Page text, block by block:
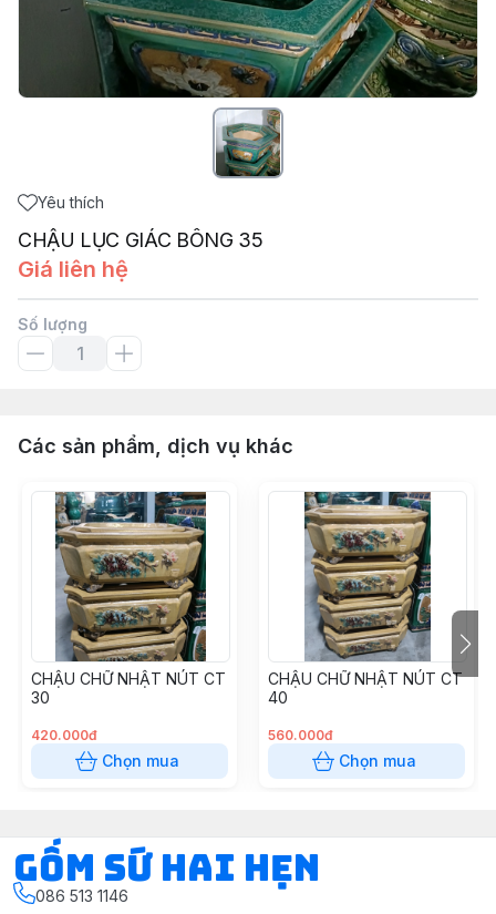
Yêu thích
CHẬU LỤC GIÁC BÔNG 35
Giá liên hệ
Số lượng
Các sản phẩm, dịch vụ khác
CHẬU CHỮ NHẬT NÚT CT
30
420.000đ
Chọn mua
CHẬU CHỮ NHẬT NÚT CT
40
560.000đ
Chọn mua
Gốm Sứ Hai Hẹn
086 513 1146